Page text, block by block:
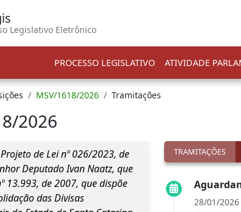
Legislativo Eletrônico
PROCESSO LEGISLATIVO ATIVIDADE
MSV/1618/2026 Tramitações
2026
de Lei nº 026/2023, de
Deputado Ivan Naatz, que
13.993, de 2007, que dispõe
das Divisas
TRAMITAÇÕES
28/01/2026